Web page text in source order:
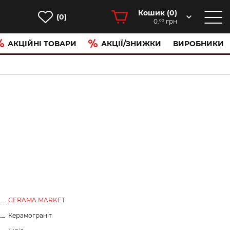
(0) Кошик (0)
0.00 грн
АКЦІЙНІ ТОВАРИ АКЦІЇ/ЗНИЖКИ ВИРОБНИКИ
CERAMA MARKET
Керамограніт